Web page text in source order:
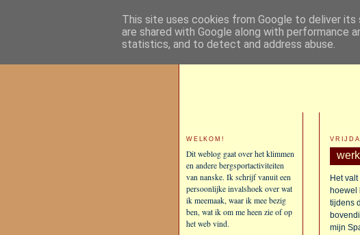
Het
hoewel
tijdens
mijn
WELKOM!
Dit weblog gaat over het klimmen
en andere bergsportactiviteiten
van nanske. Ik schrijf vanuit een
persoonlijke invalshoek over wat
ik meemaak, waar ik mee bezig
ben, wat ik om me heen zie of op
het web vind.
This site uses cookies from Google to deliver
are shared with Google along with performance
statistics, and to detect and address abuse.